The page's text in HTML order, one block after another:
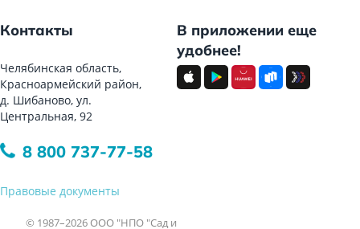
Контакты
Челябинская область,
Красноармейский район,
д. Шибаново, ул.
Центральная, 92
8 800 737-77-58
Правовые документы
© 1987–2026 ООО "НПО "Сад и
В приложении еще
удобнее!